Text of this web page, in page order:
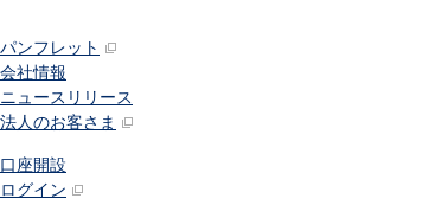
パンフレット
会社情報
ニュースリリース
法人のお客さま
口座開設
ログイン